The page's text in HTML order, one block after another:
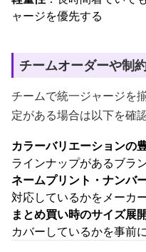
ャージを優先する
チームオーダーや制
チームで統一ジャージを
定がある場合は以下を確
カラーバリエーションの
ラインナップがあるブラ
ネームプリント・ナンバ
対応しているかをメーカ
まとめ買い時のサイズ展
カバーしているかを事前